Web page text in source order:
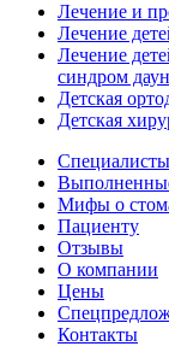
Лечение и
Лечение
Лечение
синдром
Детская
Детская
Специалисты
Мифы о
Пациенту
Отзывы
О компании
Цены
Контакты